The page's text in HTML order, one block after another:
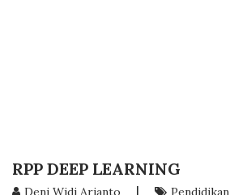
RPP DEEP LEARNING
Deni Widi Arianto | Pendidikan